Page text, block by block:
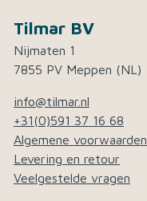
Tilmar BV
Nijmaten 1
7855 PV Meppen (NL)
info@tilmar.nl
+31(0)591 37 16 68
Algemene voorwaarden
Levering en retour
Veelgestelde vragen